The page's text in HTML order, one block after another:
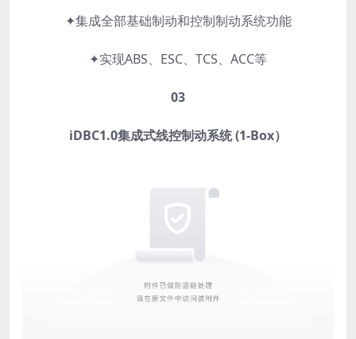
✦集成全部基础制动和控制制动系统功能
✦实现ABS、ESC、TCS、ACC等
03
iDBC1.0集成式线控制动系统 (1-Box）